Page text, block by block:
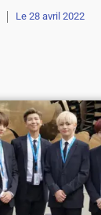
Le 28 avril 2022